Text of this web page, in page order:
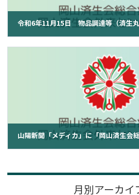
2024年11月15日
2024年11月18日
月別アーカイ